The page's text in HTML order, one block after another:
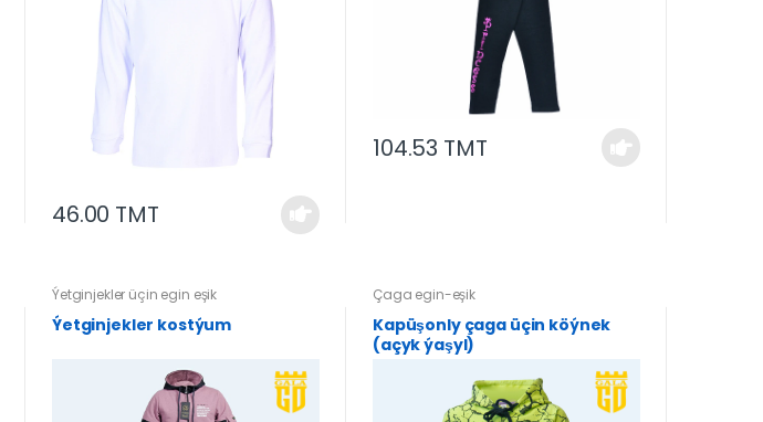
46.00 TMT
104.53 TMT
Ýetginjekler üçin egin eşik
Ýetginjekler kostýum
Çaga egin-eşik
Kapüşonly çaga üçin köýnek
(açyk ýaşyl)